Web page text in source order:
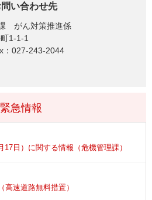
い合わせ先
がん対策推進係
1-1-1
：027-243-2044
緊急情報
日）に関する情報（危機管理課）
高速道路無料措置）